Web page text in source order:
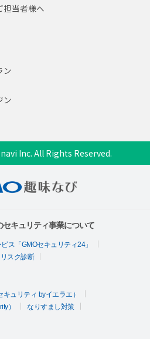
担当者様へ
ン
ン
Inc. All Rights Reserved.